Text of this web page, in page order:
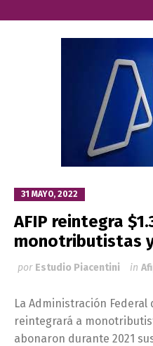
31 MAYO, 2022
AFIP reintegra
monotributistas
por Estudio Piacentini in
La Administración Federal
reintegrará a
abonaron durante 2021